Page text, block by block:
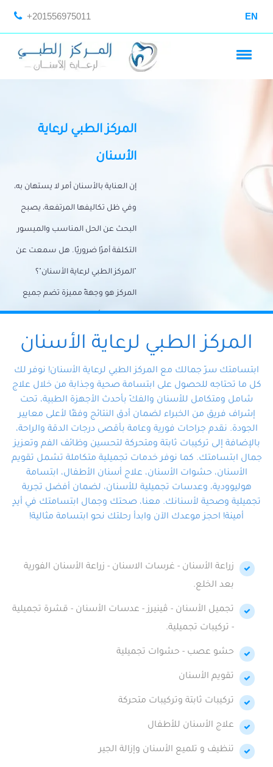
+201556975011 EN
المركز الطبي لرعاية
الأسنان
إن العناية بالأسنان أمر لا يستهان به،
وفي ظل تكاليفها المرتفعة، يصبح
البحث عن الحل المناسب والميسور
التكلفة أمرًا ضروريًا. هل سمعت عن
"المركز الطبي لرعاية الأسنان"؟
المركز هو وجهةً مميزة تضم جميع
احتياجات الأسنان تحت سقف واحد،
وتضمن لك حلاً شاملًا لجميع
المتخصص ذوي الخبرة، ستجد نفسك
في أيد أمينة تلبي احتياجاتك بكل
احترافية ودقة.
المركز الطبي لرعاية الأسنان
ابتسامتك سرّ جمالك مع المركز الطبي لرعاية الأسنان! نوفر لك
كل ما تحتاجه للحصول على ابتسامة صحية وجذابة من خلال علاج
شامل ومتكامل للأسنان والفكّ بأحدث الأجهزة الطبية، تحت
إشراف فريق من الخبراء لضمان أدق النتائج وفقًا لأعلى معايير
الجودة. نقدم جراحات فورية وعامة بأقصى درجات الدقة والراحة،
بالإضافة إلى تركيبات ثابتة ومتحركة لتحسين وظائف الفم وتعزيز
جمال ابتسامتك. كما نوفر خدمات تجميلية متكاملة تشمل تقويم
الأسنان، حشوات الأسنان، علاج أسنان الأطفال، ابتسامة
هوليوودية، وعدسات تجميلية للأسنان، لضمان أفضل تجربة
تجميلية وصحية لأسنانك. معنا، صحتك وجمال ابتسامتك في أيدٍ
أمينة! احجز موعدك الآن وابدأ رحلتك نحو ابتسامة مثالية!
زراعة الأسنان - غرسات الاسنان - زراعة الأسنان الفورية
بعد الخلع.
تجميل الأسنان - ڤينيرز - عدسات الأسنان - قشرة تجميلية
- تركيبات تجميلية.
حشو عصب - حشوات تجميلية
تقويم الأسنان
تركيبات ثابتة وتركيبات متحركة
علاج الأسنان للأطفال
تنظيف و تلميع الأسنان وإزالة الجير